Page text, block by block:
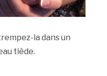
la dans un
tiède.